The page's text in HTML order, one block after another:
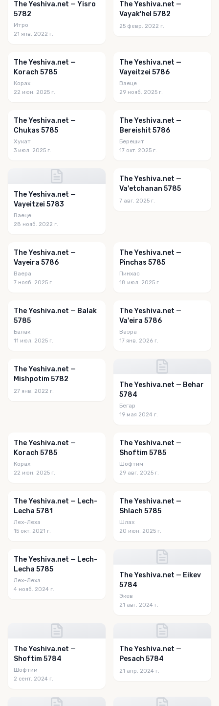
The Yeshiva.net — Yisro
5782
Итро
21 янв. 2022 г.
The Yeshiva.net —
Vayak'hel 5782
25 февр. 2022 г.
The Yeshiva.net —
Korach 5785
Корах
22 июн. 2025 г.
The Yeshiva.net —
Vayeitzei 5786
Ваеце
29 нояб. 2025 г.
The Yeshiva.net —
Chukas 5785
Хукат
3 июл. 2025 г.
The Yeshiva.net —
Bereishit 5786
Берешит
17 окт. 2025 г.
The Yeshiva.net —
Vayeitzei 5783
Ваеце
28 нояб. 2022 г.
The Yeshiva.net —
Va'etchanan 5785
7 авг. 2025 г.
The Yeshiva.net —
Vayeira 5786
Ваера
7 нояб. 2025 г.
The Yeshiva.net —
Pinchas 5785
Пинхас
18 июл. 2025 г.
The Yeshiva.net — Balak
5785
Балак
11 июл. 2025 г.
The Yeshiva.net —
Va'eira 5786
Ваэра
17 янв. 2026 г.
The Yeshiva.net —
Mishpotim 5782
27 янв. 2022 г.
The Yeshiva.net — Behar
5784
Бегар
19 мая 2024 г.
The Yeshiva.net —
Korach 5785
Корах
22 июн. 2025 г.
The Yeshiva.net —
Shoftim 5785
Шофтим
29 авг. 2025 г.
The Yeshiva.net — Lech-
Lecha 5781
Лех-Леха
15 окт. 2021 г.
The Yeshiva.net —
Shlach 5785
Шлах
20 июн. 2025 г.
The Yeshiva.net — Lech-
Lecha 5785
Лех-Леха
4 нояб. 2024 г.
The Yeshiva.net — Eikev
5784
Экев
21 авг. 2024 г.
The Yeshiva.net —
Shoftim 5784
Шофтим
2 сент. 2024 г.
The Yeshiva.net —
Pesach 5784
21 апр. 2024 г.